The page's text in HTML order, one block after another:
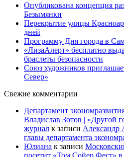
Опубликована концепция
Безымянки
Перекрытие улицы
дней
Программу Дня города в
«ЛизаАлерт» бесплатно
браслеты безопасности
Союз художников
Север»
Свежие комментарии
Департамент
Владислав Зотов | «Другой
журнал к записи Александр
главы департамента
Юлиана к записи
посетит «Том Сойер Фест»